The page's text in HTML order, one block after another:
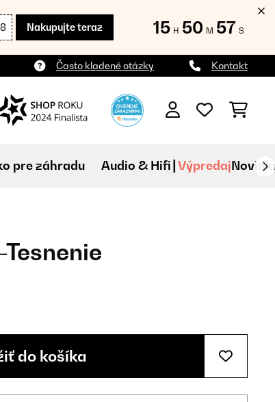
Nakupujte teraz 15 H 50 M 57 S
Často kladené otázky Kontakt
pre záhradu Audio & Hifi Výpredaj
do košíka